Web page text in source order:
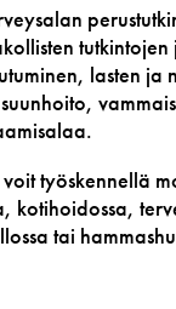
lasten
työskennellä
kotihoidossa,
tai